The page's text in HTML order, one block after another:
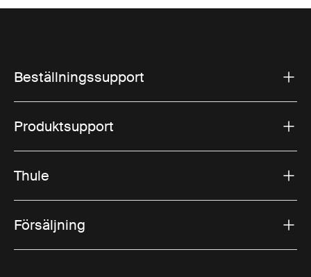
Beställningssupport
Produktsupport
Thule
Försäljning